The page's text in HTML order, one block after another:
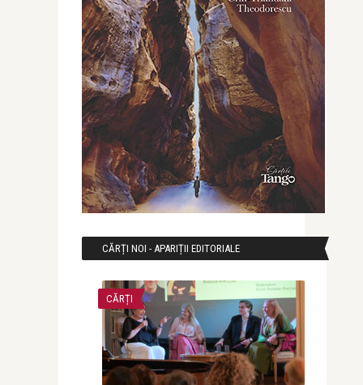
CĂRȚI NOI - APARIȚII EDITORIALE
CĂRȚI